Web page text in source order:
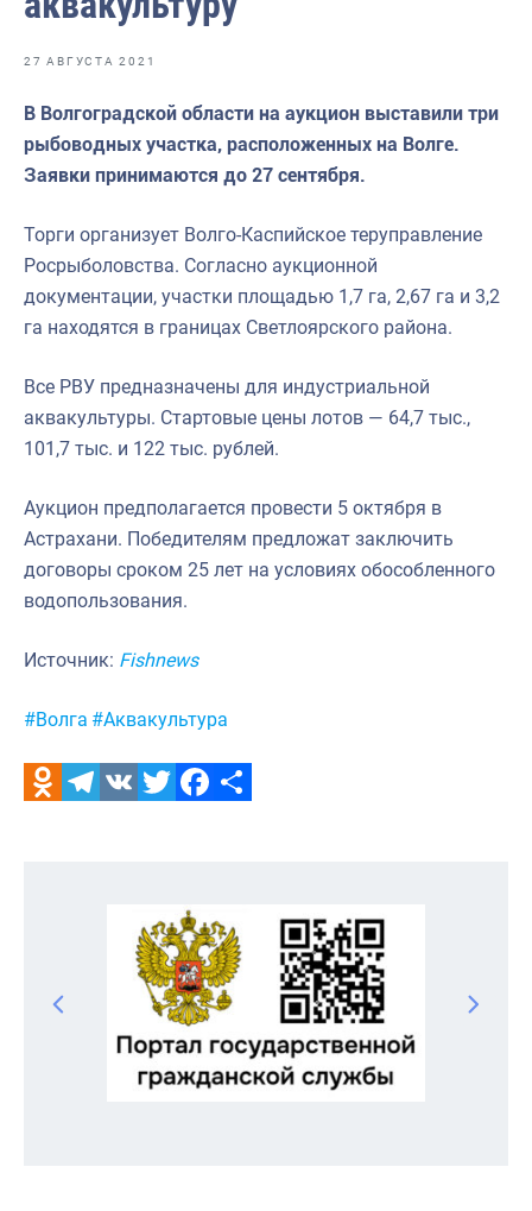
Отраслевые СМИ
Выставки и конференции
Научно-практическая литература
Рыбоохрана России
Инфографика
Большая африканская экспедиция
Укрепление духовно-нравственных ценностей
События в России и мире
27 АВГУСТА 2021
В Волгоградской области на аукцион выставили три
рыбоводных участка, расположенных на Волге.
Заявки принимаются до 27 сентября.
Торги организует Волго-Каспийское теруправление
Росрыболовства. Согласно аукционной
документации, участки площадью 1,7 га, 2,67 га и 3,2
га находятся в границах Светлоярского района.
Все РВУ предназначены для индустриальной
аквакультуры. Стартовые цены лотов — 64,7 тыс.,
101,7 тыс. и 122 тыс. рублей.
Аукцион предполагается провести 5 октября в
Астрахани. Победителям предложат заключить
договоры сроком 25 лет на условиях обособленного
водопользования.
Источник: Fishnews
Метки:
#Волга #Аквакультура